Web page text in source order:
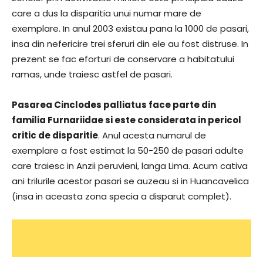
care a dus la disparitia unui numar mare de
exemplare. In anul 2003 existau pana la 1000 de pasari,
insa din nefericire trei sferuri din ele au fost distruse. In
prezent se fac eforturi de conservare a habitatului
ramas, unde traiesc astfel de pasari.
Pasarea Cinclodes palliatus face parte din
familia Furnariidae si este considerata in pericol
critic de disparitie. Anul acesta numarul de
exemplare a fost estimat la 50-250 de pasari adulte
care traiesc in Anzii peruvieni, langa Lima. Acum cativa
ani trilurile acestor pasari se auzeau si in Huancavelica
(insa in aceasta zona specia a disparut complet).